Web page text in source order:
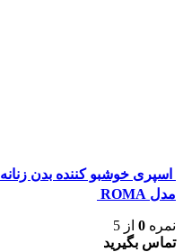
اسپری خوشبو کننده بدن زنانه
مدل ROMA
نمره 0 از 5
تماس بگیرید